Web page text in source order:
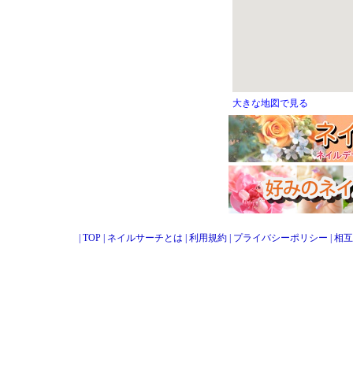
大きな地図で見る
TOP ネイルサーチとは 利用規約 プライバシーポリシー 相